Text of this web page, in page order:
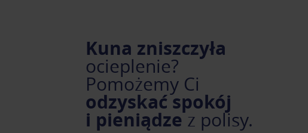
Kuna zniszczyła
ocieplenie?
Pomożemy Ci
odzyskać spokój
i pieniądzez polisy.